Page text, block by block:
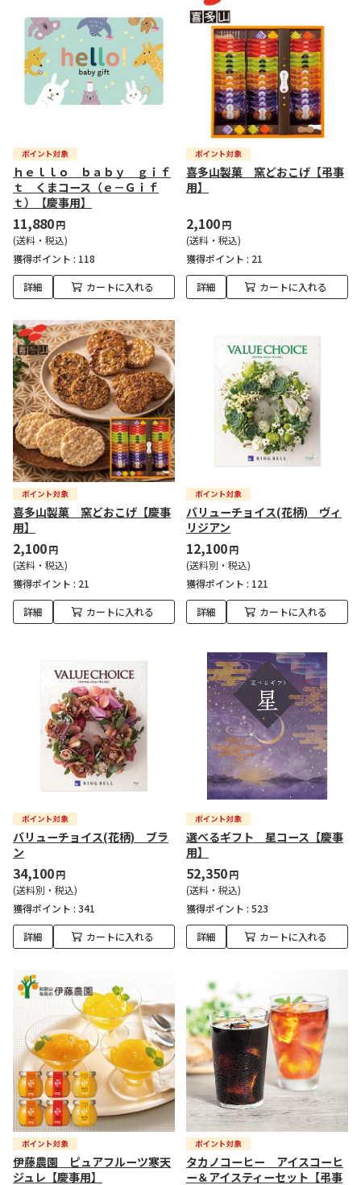
ｈｅｌｌｏ ｂａｂｙ ｇｉｆ
ｔ くまコース（ｅ－Ｇｉｆ
ｔ）【慶事用】
11,880円
(送料・税込)
獲得ポイント : 118
詳細 カートに入れる
喜多山製菓 窯どおこげ【弔事
用】
2,100円
(送料・税込)
獲得ポイント : 21
詳細 カートに入れる
喜多山製菓 窯どおこげ【慶事
用】
2,100円
(送料・税込)
獲得ポイント : 21
詳細 カートに入れる
バリューチョイス(花柄) ヴィ
リジアン
12,100円
(送料別・税込)
獲得ポイント : 121
詳細 カートに入れる
バリューチョイス(花柄) ブラ
ン
34,100円
(送料別・税込)
獲得ポイント : 341
詳細 カートに入れる
選べるギフト 星コース【慶事
用】
52,350円
(送料・税込)
獲得ポイント : 523
詳細 カートに入れる
伊藤農園 ピュアフルーツ寒天
ジュレ【慶事用】
タカノコーヒー アイスコーヒ
ー＆アイスティーセット【弔事